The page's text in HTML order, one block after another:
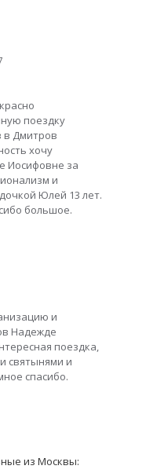
поездку
в Дмитров
хочу
Иосифовне за
и
Юлей 13 лет.
,как и я. Спасибо большое.
и
Надежде
поездка,
святынями и
спасибо.
из Москвы: